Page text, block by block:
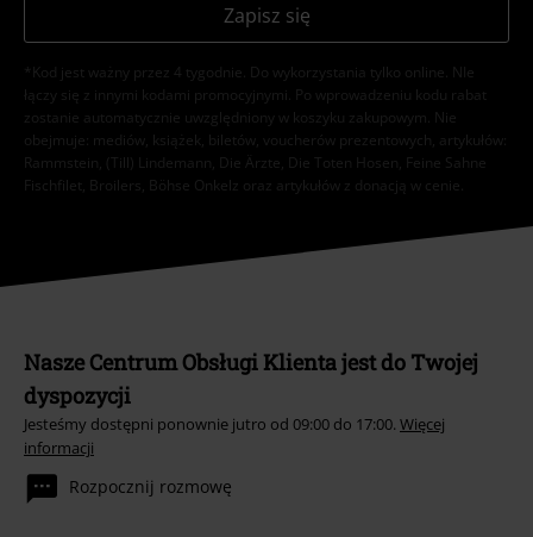
Zapisz się
*Kod jest ważny przez 4 tygodnie. Do wykorzystania tylko online. NIe
łączy się z innymi kodami promocyjnymi. Po wprowadzeniu kodu rabat
zostanie automatycznie uwzględniony w koszyku zakupowym. Nie
obejmuje: mediów, książek, biletów, voucherów prezentowych, artykułów:
Rammstein, (Till) Lindemann, Die Ärzte, Die Toten Hosen, Feine Sahne
Fischfilet, Broilers, Böhse Onkelz oraz artykułów z donacją w cenie.
Nasze Centrum Obsługi Klienta jest do Twojej
dyspozycji
Jesteśmy dostępni ponownie jutro od 09:00 do 17:00. Więcej
informacji
Rozpocznij rozmowę